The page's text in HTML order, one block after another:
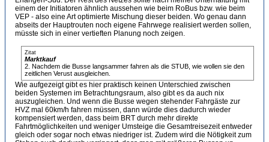
einem der Initiatoren ähnlich aussehen wie beim RoBus bzw. wie beim
VEP - also eine Art optimierte Mischung dieser beiden. Wo genau dann
abseits der Hauptrouten noch eigene Fahrwege realisiert werden sollen,
müsste sich in einer vertieften Planung noch zeigen.
Zitat
Marktkauf
2. Nachdem die Busse langsammer fahren als die STUB, wie wollen sie den
zeitlichen Verust ausgleichen.
Wie aufgezeigt gibt es hier praktisch keinen Unterschied zwischen
beiden Systemen im Betrachtungsraum, also gibt es da auch nix
auszugleichen. Und wenn die Busse wegen stehender Fahrgäste zur
HVZ mal 60km/h fahren müssen, dann würde dies dadurch wieder
kompensiert werden, dass beim BRT durch mehr direkte
Fahrtmöglichkeiten und weniger Umsteige die Gesamtreisezeit entweder
gleich oder sogar noch etwas niedriger ist. Zudem wird die Nötigkeit zum